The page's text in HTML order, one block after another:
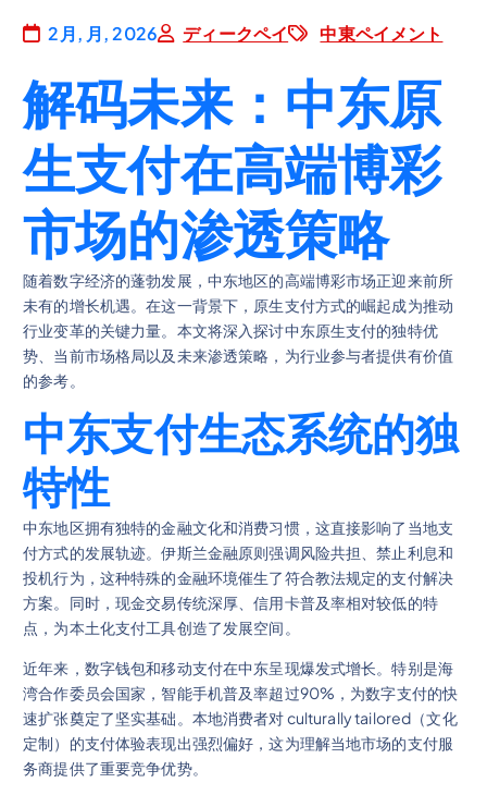
2月, 月, 2026 ディークペイ 中東ペイメント
解码未来：中东原
生支付在高端博彩
市场的渗透策略
随着数字经济的蓬勃发展，中东地区的高端博彩市场正迎来前所
未有的增长机遇。在这一背景下，原生支付方式的崛起成为推动
行业变革的关键力量。本文将深入探讨中东原生支付的独特优
势、当前市场格局以及未来渗透策略，为行业参与者提供有价值
的参考。
中东支付生态系统的独
特性
中东地区拥有独特的金融文化和消费习惯，这直接影响了当地支
付方式的发展轨迹。伊斯兰金融原则强调风险共担、禁止利息和
投机行为，这种特殊的金融环境催生了符合教法规定的支付解决
方案。同时，现金交易传统深厚、信用卡普及率相对较低的特
点，为本土化支付工具创造了发展空间。
近年来，数字钱包和移动支付在中东呈现爆发式增长。特别是海
湾合作委员会国家，智能手机普及率超过90%，为数字支付的快
速扩张奠定了坚实基础。本地消费者对 culturally tailored（文化
定制）的支付体验表现出强烈偏好，这为理解当地市场的支付服
务商提供了重要竞争优势。